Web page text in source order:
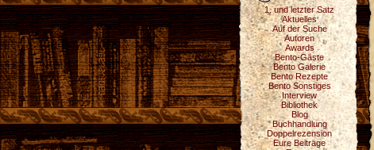
1. und letzter Satz
Aktuelles
Auf der Suche
Autoren
Awards
Bento-Gäste
Bento Galerie
Bento Rezepte
Bento Sonstiges
Interview
Bibliothek
Blog
Buchhandlung
Doppelrezension
Eure Beiträge